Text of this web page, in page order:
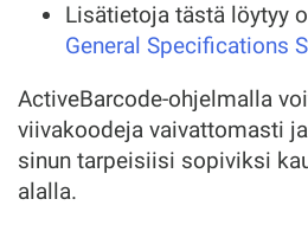
Lisätietoja tästä löytyy
General Specifications
ActiveBarcode-ohjelmalla
viivakoodeja vaivattomasti
sinun tarpeisiisi sopiviksi
alalla.